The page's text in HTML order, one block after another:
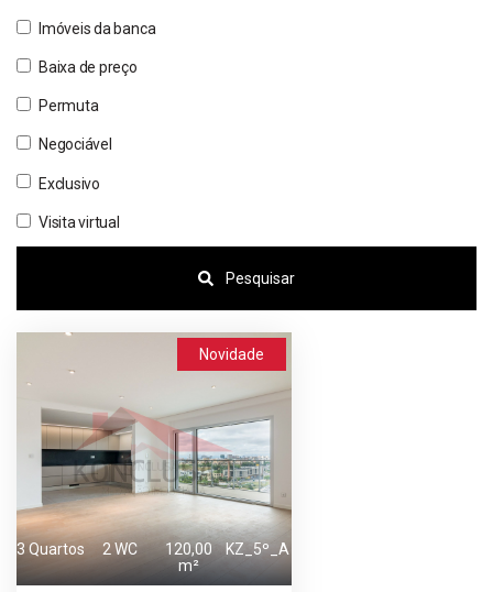
Imóveis da banca
Baixa de preço
Permuta
Negociável
Exclusivo
Visita virtual
Pesquisar
Novidade
3 Quartos 2 WC
120,00
m²
KZ_5º_A